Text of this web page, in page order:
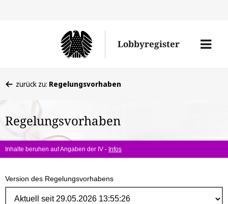
Lobbyregister
Menü
befinden
hier:
zurück zu: Regelungsvorhaben
Regelungsvorhaben
Inhalte beruhen auf Angaben der IV - Infos
Version des Regelungsvorhabens